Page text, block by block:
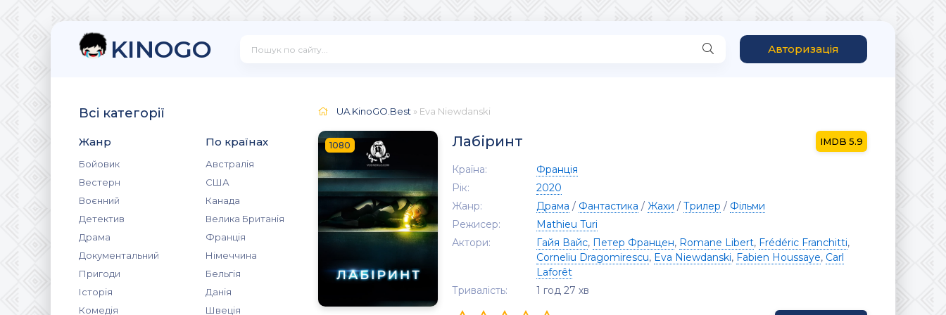
KINOGO Авторизація
Всі категорії
Жанр
Бойовик
Вестерн
Воєнний
Детектив
Драма
Документальний
Пригоди
Історія
Комедія
По країнах
Австралія
США
Канада
Велика Британія
Франція
Німеччина
Бельгія
Данія
Швеція
UA.KinoGO.Best » Eva Niewdanski
1080 Лабіринт 5.9
Країна:
Франція
Рік:
2020
Жанр:
Драма / Фантастика / Жахи / Трилер / Фільми
Режисер:
Mathieu Turi
Актори:
Гайя Вайс, Петер Францен, Romane Libert, Frédéric Franchitti,
Corneliu Dragomirescu, Eva Niewdanski, Fabien Houssaye, Carl
Laforêt
Тривалість:
1 год 27 хв